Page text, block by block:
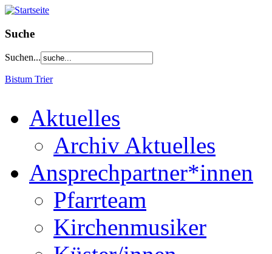
Suche
Suchen...
Bistum Trier
Aktuelles
Archiv Aktuelles
Ansprechpartner*innen
Pfarrteam
Kirchenmusiker